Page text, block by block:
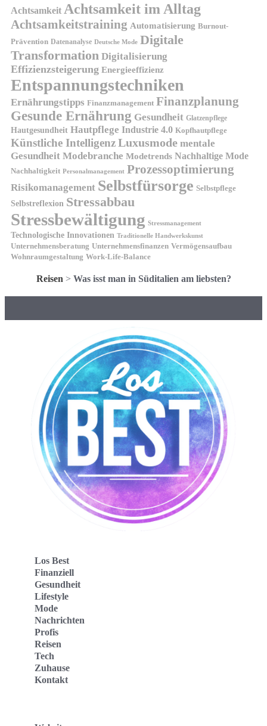
Achtsamkeit Achtsamkeit im Alltag
Achtsamkeitstraining Automatisierung Burnout-
Prävention Datenanalyse Deutsche Mode Digitale
Transformation Digitalisierung
Effizienzsteigerung Energieeffizienz
Entspannungstechniken
Ernährungstipps Finanzmanagement Finanzplanung
Gesunde Ernährung Gesundheit Glatzenpflege
Hautgesundheit Hautpflege Industrie 4.0 Kopfhautpflege
Künstliche IntelligenzLuxusmode mentale
Gesundheit Modebranche Modetrends Nachhaltige Mode
Nachhaltigkeit Personalmanagement Prozessoptimierung
Risikomanagement Selbstfürsorge Selbstpflege
Selbstreflexion Stressabbau
Stressbewältigung Stressmanagement
Technologische Innovationen Traditionelle Handwerkskunst
Unternehmensberatung Unternehmensfinanzen Vermögensaufbau
Wohnraumgestaltung Work-Life-Balance
Reisen > Was isst man in Süditalien am liebsten?
Los Best
Finanziell
Gesundheit
Lifestyle
Mode
Nachrichten
Profis
Reisen
Tech
Zuhause
Kontakt